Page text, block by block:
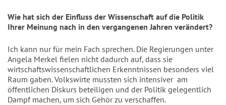
Wie hat sich der Einfluss der Wissenschaft auf die Politik
Ihrer Meinung nach in den vergangenen Jahren verändert?
Ich kann nur für mein Fach sprechen. Die Regierungen unter
Angela Merkel fielen nicht dadurch auf, dass sie
wirtschaftswissenschaftlichen Erkenntnissen besonders viel
Raum gaben. Volkswirte mussten sich intensiver am
öffentlichen Diskurs beteiligen und der Politik gelegentlich
Dampf machen, um sich Gehör zu verschaffen.